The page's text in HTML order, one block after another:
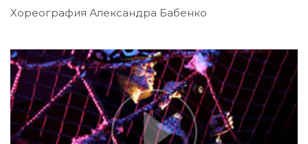
Хореография Александра Бабенко